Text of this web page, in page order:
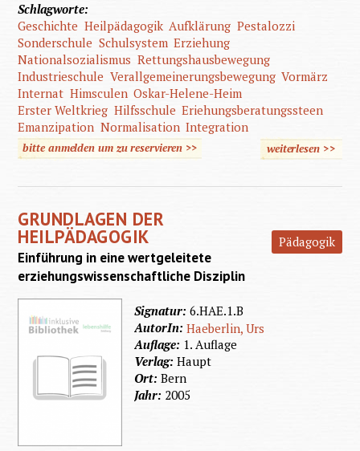
Schlagworte:
Geschichte Heilpädagogik Aufklärung Pestalozzi
Sonderschule Schulsystem Erziehung
Nationalsozialismus Rettungshausbewegung
Industrieschule Verallgemeinerungsbewegung Vormärz
Internat Himsculen Oskar-Helene-Heim
Erster Weltkrieg Hilfsschule Eriehungsberatungssteen
Emanzipation Normalisation Integration
bitte anmelden um zu reservieren >> weiterlesen>>
GRUNDLAGEN DER
HEILPÄDAGOGIK Pädagogik
Einführung in eine wertgeleitete
erziehungswissenschaftliche Disziplin
Signatur:6.HAE.1.B
AutorIn:Haeberlin, Urs
Auflage: 1. Auflage
Verlag:Haupt
Ort:Bern
Jahr: 2005